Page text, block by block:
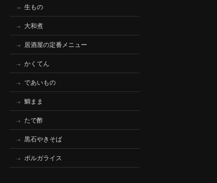
生もの
大和煮
居酒屋の定番メニュー
かくてん
であいもの
鯛まま
たで酢
黒石やきそば
ボルガライス